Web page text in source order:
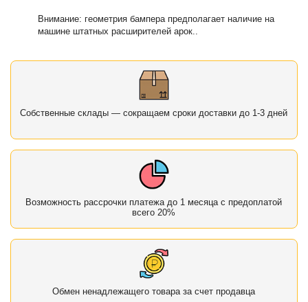
Внимание: геометрия бампера предполагает наличие на
машине штатных расширителей арок..
Собственные склады — сокращаем сроки доставки до 1-3 дней
Возможность рассрочки платежа до 1 месяца с предоплатой
всего 20%
Обмен ненадлежащего товара за счет продавца